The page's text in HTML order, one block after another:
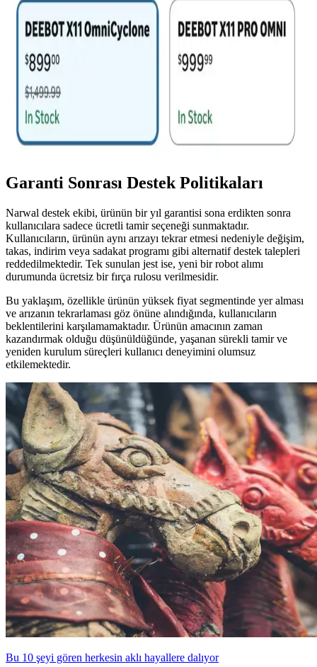
Mini robot süpürgeler, küçük yaşam alanlarında temizlik kolaylığı
sağlarken fiyat ve pazarlama eksiklikleriyle karşı karşıyadır. Uygun
fiyatlı ve özellikli modellerle pazar genişleyebilir.
Deebot X11 OmniCyclone Robot Süpürge İncelemesi
ve Teknik Karşılaştırmaları
Deebot X11 OmniCyclone, torbasız toz haznesi ve evcil hayvan
tüyü toplama kapasitesiyle dikkat çekiyor. Teknik özellikleri,
kullanıcı deneyimleri ve diğer modellerle karşılaştırmaları detaylıca
inceleniyor.
Garanti Sonrası Destek Politikaları
Narwal destek ekibi, ürünün bir yıl garantisi sona erdikten sonra
kullanıcılara sadece ücretli tamir seçeneği sunmaktadır.
Kullanıcıların, ürünün aynı arızayı tekrar etmesi nedeniyle değişim,
takas, indirim veya sadakat programı gibi alternatif destek talepleri
reddedilmektedir. Tek sunulan jest ise, yeni bir robot alımı
durumunda ücretsiz bir fırça rulosu verilmesidir.
Bu yaklaşım, özellikle ürünün yüksek fiyat segmentinde yer alması
ve arızanın tekrarlaması göz önüne alındığında, kullanıcıların
beklentilerini karşılamamaktadır. Ürünün amacının zaman
kazandırmak olduğu düşünüldüğünde, yaşanan sürekli tamir ve
yeniden kurulum süreçleri kullanıcı deneyimini olumsuz
etkilemektedir.
Bu 10 şeyi gören herkesin aklı hayallere dalıyor